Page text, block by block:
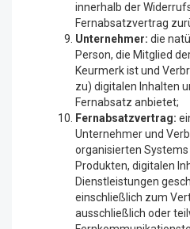
innerhalb der
Fernabsatzvertrag
Unternehmer: die
Person, die Mitglied
Keurmerk ist und
zu) digitalen Inhalten
Fernabsatz anbietet;
Fernabsatzvertrag:
Unternehmer und
organisierten
Produkten, digitalen
Dienstleistungen
einschließlich zum
ausschließlich oder